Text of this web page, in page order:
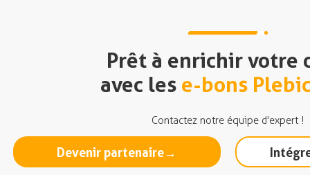
Prêt à enrichir votre
avec lese-bons
Contactez notre équipe d'expert !
Devenir partenaire→